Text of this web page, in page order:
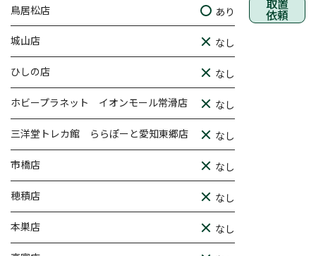
鳥居松店 あり 取置
依頼
城山店 なし
ひしの店 なし
ホビープラネット イオンモール常滑店 なし
三洋堂トレカ館 ららぽーと愛知東郷店 なし
市橋店 なし
穂積店 なし
本巣店 なし